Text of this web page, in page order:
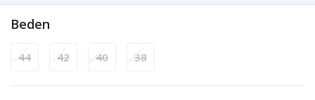
Beden
44 42 40 38